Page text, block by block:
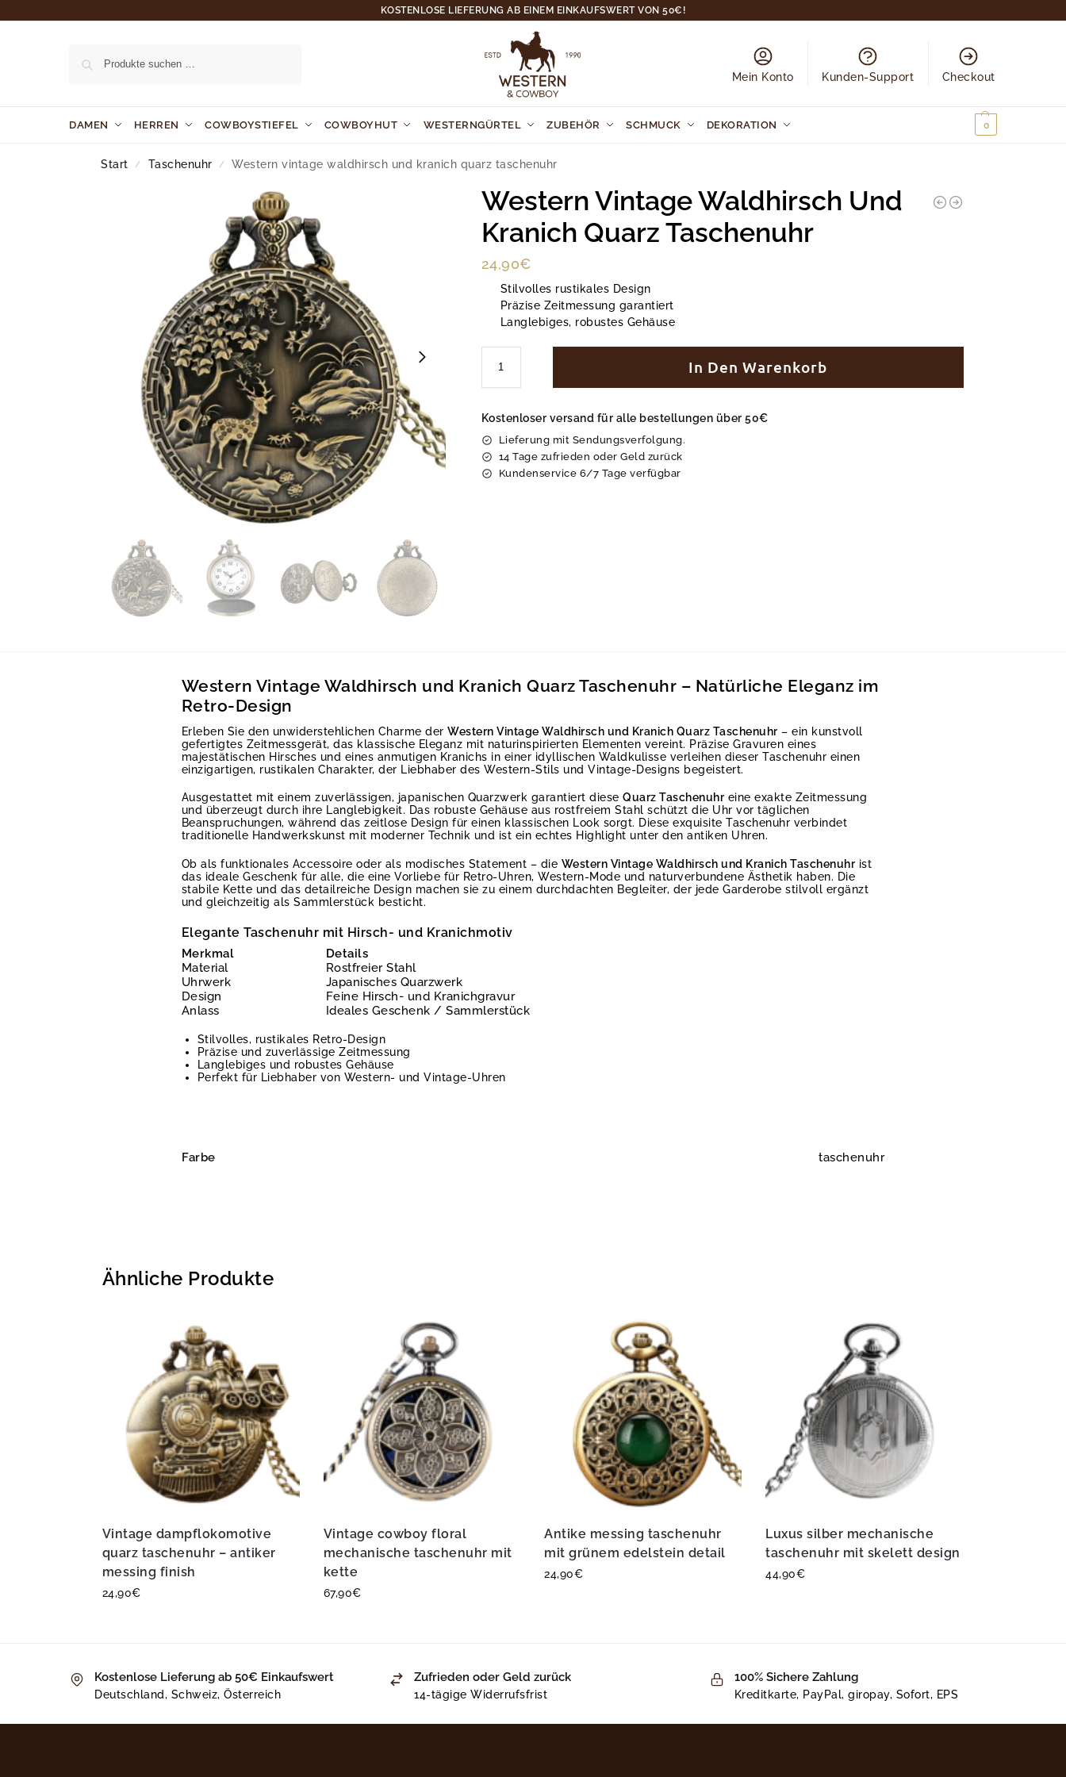
KOSTENLOSE LIEFERUNG AB EINEM EINKAUFSWERT VON 50€!
Mein Konto Kunden-Support Checkout
DAMEN HERREN COWBOYSTIEFEL COWBOYHUT WESTERNGÜRTEL ZUBEHÖR SCHMUCK DEKORATION 0
Start / Taschenuhr / Western vintage waldhirsch und kranich quarz taschenuhr
Western Vintage Waldhirsch Und
Kranich Quarz Taschenuhr
24,90€
Stilvolles rustikales Design
Präzise Zeitmessung garantiert
Langlebiges, robustes Gehäuse
In Den Warenkorb
Kostenloser versand für alle bestellungen über 50€
Lieferung mit Sendungsverfolgung.
14 Tage zufrieden oder Geld zurück
Kundenservice 6/7 Tage verfügbar
Western Vintage Waldhirsch und Kranich Quarz Taschenuhr – Natürliche Eleganz im
Retro-Design
Erleben Sie den unwiderstehlichen Charme derWestern Vintage Waldhirsch und Kranich Quarz Taschenuhr – ein kunstvoll
gefertigtes Zeitmessgerät, das klassische Eleganz mit naturinspirierten Elementen vereint. Präzise Gravuren eines
majestätischen Hirsches und eines anmutigen Kranichs in einer idyllischen Waldkulisse verleihen dieser Taschenuhr einen
einzigartigen, rustikalen Charakter, der Liebhaber des Western-Stils und Vintage-Designs begeistert.
Ausgestattet mit einem zuverlässigen, japanischen Quarzwerk garantiert dieseQuarz Taschenuhr eine exakte Zeitmessung
und überzeugt durch ihre Langlebigkeit. Das robuste Gehäuse aus rostfreiem Stahl schützt die Uhr vor täglichen
Beanspruchungen, während das zeitlose Design für einen klassischen Look sorgt. Diese exquisite Taschenuhr verbindet
traditionelle Handwerkskunst mit moderner Technik und ist ein echtes Highlight unter den antiken Uhren.
Ob als funktionales Accessoire oder als modisches Statement – die Western Vintage Waldhirsch und Kranich Taschenuhr ist
das ideale Geschenk für alle, die eine Vorliebe für Retro-Uhren, Western-Mode und naturverbundene Ästhetik haben. Die
stabile Kette und das detailreiche Design machen sie zu einem durchdachten Begleiter, der jede Garderobe stilvoll ergänzt
und gleichzeitig als Sammlerstück besticht.
Elegante Taschenuhr mit Hirsch- und Kranichmotiv
Merkmal
Details
Material
Rostfreier Stahl
Uhrwerk
Japanisches Quarzwerk
Design
Feine Hirsch- und Kranichgravur
Anlass
Ideales Geschenk / Sammlerstück
Stilvolles, rustikales Retro-Design
Präzise und zuverlässige Zeitmessung
Langlebiges und robustes Gehäuse
Perfekt für Liebhaber von Western- und Vintage-Uhren
Farbe taschenuhr
Ähnliche Produkte
Vintage dampflokomotive
quarz taschenuhr – antiker
messing finish
24,90€
Vintage cowboy floral
mechanische taschenuhr mit
kette
67,90€
Antike messing taschenuhr
mit grünem edelstein detail
24,90€
Luxus silber mechanische
taschenuhr mit skelett design
44,90€
Kostenlose Lieferung ab 50€ Einkaufswert
Deutschland, Schweiz, Österreich
Zufrieden oder Geld zurück
14-tägige Widerrufsfrist
100% Sichere Zahlung
Kreditkarte, PayPal, giropay, Sofort, EPS